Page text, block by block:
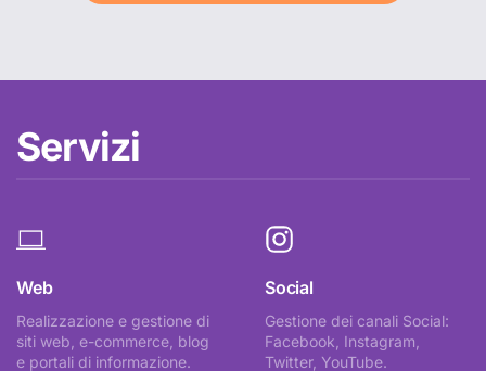
Servizi
Web
Realizzazione e gestione di
siti web, e-commerce, blog
e portali di informazione.
Social
Gestione dei canali Social:
Facebook, Instagram,
Twitter, YouTube.